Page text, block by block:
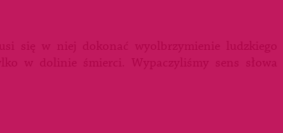
się w niej dokonać wyolbrzymienie ludzkiego
w dolinie śmierci. Wypaczyliśmy sens słowa